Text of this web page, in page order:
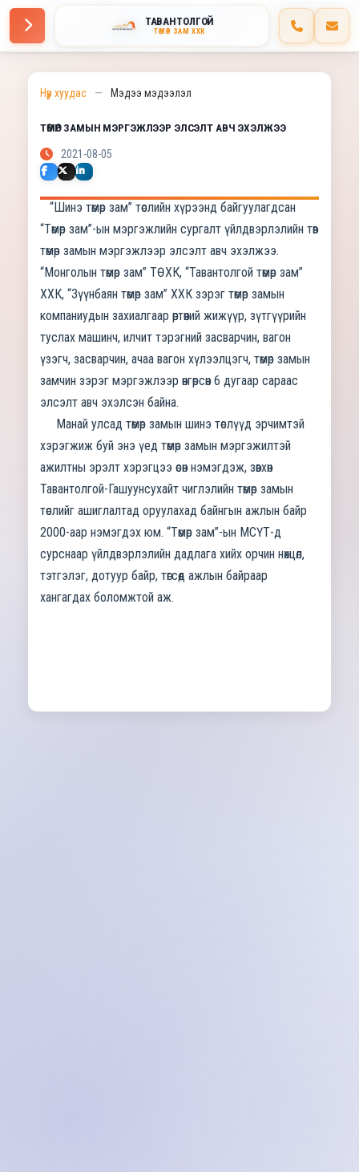
ТАВАНТОЛГОЙ
ТӨМӨР ЗАМ ХХК
Нүүр хуудас — Мэдээ мэдээлэл
ТӨМӨР ЗАМЫН МЭРГЭЖЛЭЭР ЭЛСЭЛТ АВЧ ЭХЭЛЖЭЭ
2021-08-05
“Шинэ төмөр зам” төслийн хүрээнд байгуулагдсан
“Төмөр зам”-ын мэргэжлийн сургалт үйлдвэрлэлийн төв
төмөр замын мэргэжлээр элсэлт авч эхэлжээ.
“Монголын төмөр зам” ТӨХК, “Тавантолгой төмөр зам”
ХХК, “Зүүнбаян төмөр зам” ХХК зэрэг төмөр замын
компаниудын захиалгаар өртөөний жижүүр, зүтгүүрийн
туслах машинч, илчит тэрэгний засварчин, вагон
үзэгч, засварчин, ачаа вагон хүлээлцэгч, төмөр замын
замчин зэрэг мэргэжлээр өнгөрсөн 6 дугаар сараас
элсэлт авч эхэлсэн байна.
Манай улсад төмөр замын шинэ төслүүд эрчимтэй
хэрэгжиж буй энэ үед төмөр замын мэргэжилтэй
ажилтны эрэлт хэрэгцээ өсөн нэмэгдэж, зөвхөн
Тавантолгой-Гашуунсухайт чиглэлийн төмөр замын
төслийг ашиглалтад оруулахад байнгын ажлын байр
2000-аар нэмэгдэх юм. “Төмөр зам”-ын МСҮТ-д
сурснаар үйлдвэрлэлийн дадлага хийх орчин нөхцөл,
тэтгэлэг, дотуур байр, төгсөөд ажлын байраар
хангагдах боломжтой аж.